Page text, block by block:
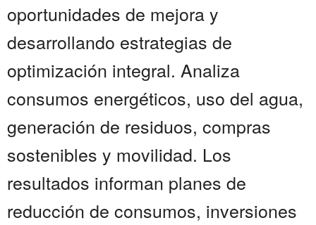
oportunidades de mejora y
desarrollando estrategias de
optimización integral. Analiza
consumos energéticos, uso del agua,
generación de residuos, compras
sostenibles y movilidad. Los
resultados informan planes de
reducción de consumos, inversiones